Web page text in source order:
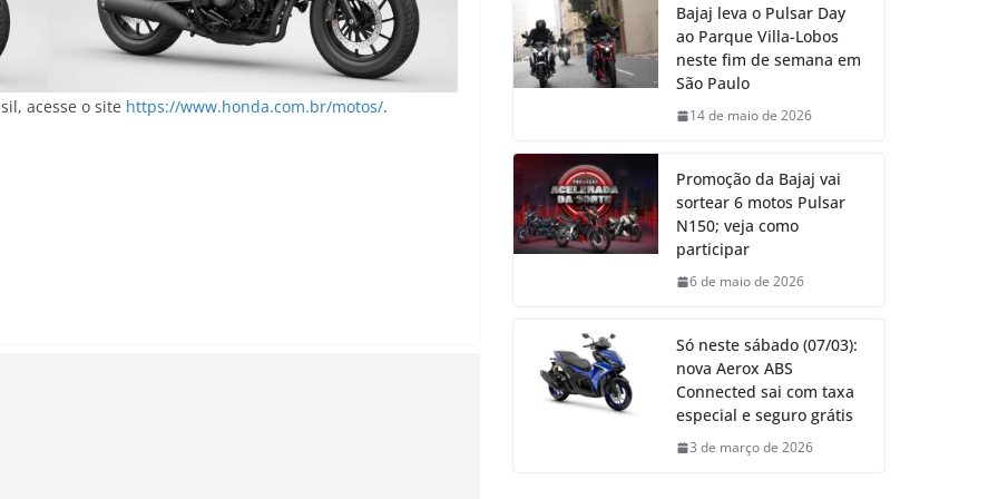
acesse o site https://www.honda.com.br/motos/.
Bajaj leva o Pulsar Day
ao Parque Villa-Lobos
neste fim de semana em
São Paulo
14 de maio de 2026
Promoção da Bajaj vai
sortear 6 motos Pulsar
N150; veja como
participar
6 de maio de 2026
Só neste sábado (07/03):
nova Aerox ABS
Connected sai com taxa
especial e seguro grátis
3 de março de 2026